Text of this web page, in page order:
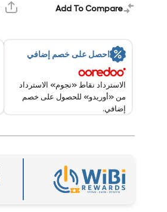
Add To Compare
احصل على خصم إضافي
الاسترداد نقاط «نجوم» الاسترداد
من «أوريدو» للحصول على خصم
إضافي.